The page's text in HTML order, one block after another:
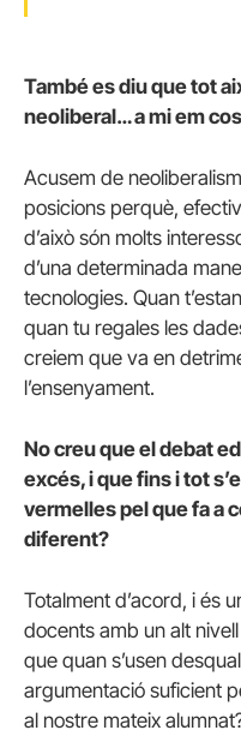
També es diu que tot
neoliberal… a mi em
Acusem de
posicions perquè,
d’això són molts
d’una determinada
tecnologies. Quan
quan tu regales les
creiem que va en
l’ensenyament.
No creu que el debat
excés, i que fins i tot
vermelles pel que fa a
diferent?
Totalment d’acord, i és
docents amb un alt
que quan s’usen
argumentació suficient
al nostre mateix